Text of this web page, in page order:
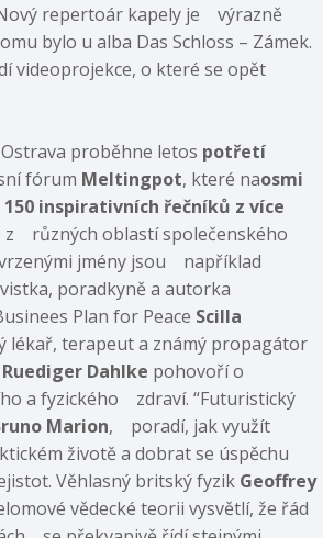
repertoár kapely je výrazně
bylo u alba Das Schloss – Zámek.
videoprojekce, o které se opět
proběhne letos potřetí
fórum Meltingpot, které naosmi
150 inspirativních řečníků z více
z různých oblastí společenského
jmény jsou například
poradkyně a autorka
Plan for Peace Scilla
lékař, terapeut a známý propagátor
Ruediger Dahlke pohovoří o
a fyzického zdraví. “Futuristický
Marion, poradí, jak využít
životě a dobrat se úspěchu
Věhlasný britský fyzik Geoffrey
vědecké teorii vysvětlí, že řád